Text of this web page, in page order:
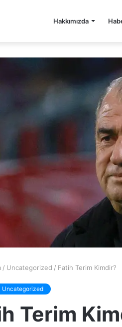
Hakkımızda
/ Uncategorized / Fatih Terim Kimdir?
Uncategorized
Terim